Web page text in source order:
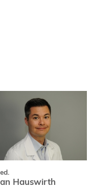
Hauswirth
Hauswirth
Vitae